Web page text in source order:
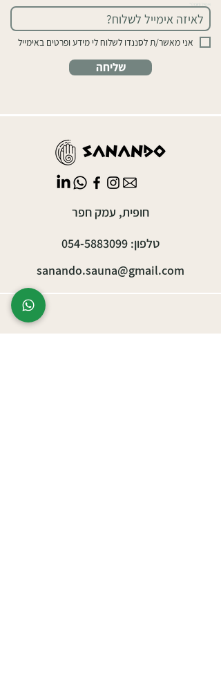
חופית, עמק חפר
טלפון:054-5883099
sanando.sauna@gmail.com
אימייל (חובה)
אני מאשר/ת לסננדו לשלוח לי מידע ופרטים באימייל
שליחה